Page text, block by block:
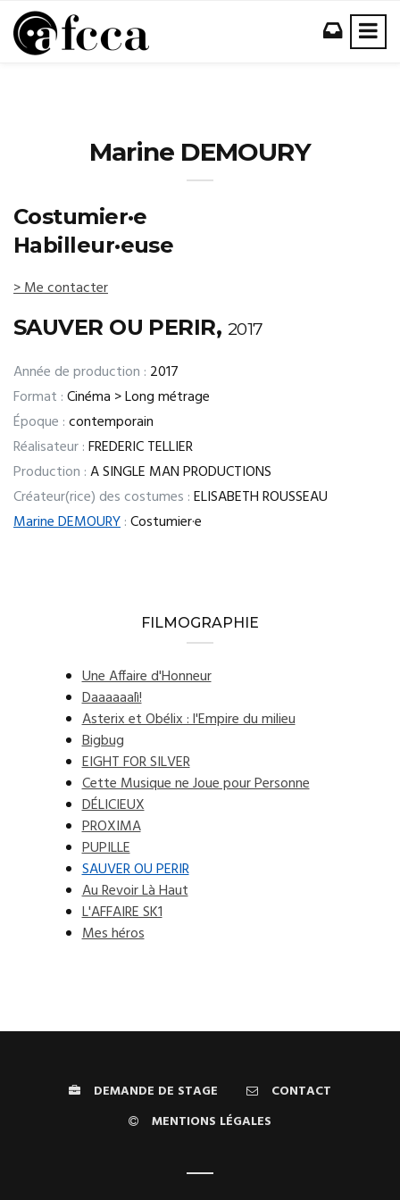
Marine DEMOURY
Costumier·e
Habilleur·euse
> Me contacter
SAUVER OU PERIR, 2017
Année de production : 2017
Format :Cinéma > Long métrage
Époque :contemporain
Réalisateur :FREDERIC TELLIER
Production :A SINGLE MAN PRODUCTIONS
Créateur(rice) des costumes :ELISABETH ROUSSEAU
Marine DEMOURY:Costumier·e
FILMOGRAPHIE
Une Affaire d'Honneur
Daaaaaalì!
Asterix et Obélix : l'Empire du milieu
Bigbug
EIGHT FOR SILVER
Cette Musique ne Joue pour Personne
DÉLICIEUX
PROXIMA
PUPILLE
SAUVER OU PERIR
Au Revoir Là Haut
L'AFFAIRE SK1
Mes héros
DEMANDE DE STAGE
CONTACT
MENTIONS LÉGALES